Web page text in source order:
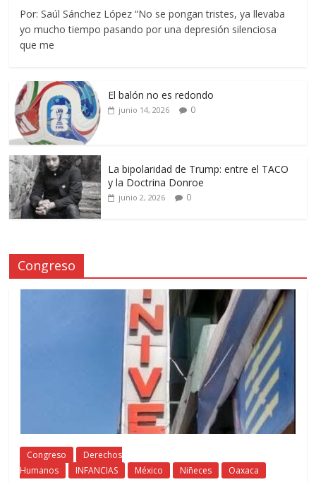
Por: Saúl Sánchez López “No se pongan tristes, ya llevaba
yo mucho tiempo pasando por una depresión silenciosa
que me
El balón no es redondo
junio 14, 2026 0
La bipolaridad de Trump: entre el TACO
y la Doctrina Donroe
junio 2, 2026 0
Congreso
Congreso
Derechos
Humanos
INFANCIAS México Niñeces Oaxaca